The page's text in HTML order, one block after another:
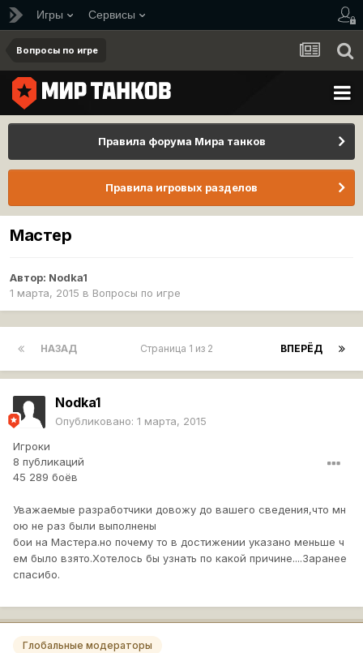
Игры Сервисы
Вопросы по игре
Правила форума Мира танков
Правила игровых разделов
Мастер
Автор: Nodka1
1 марта, 2015 в Вопросы по игре
НАЗАД ВПЕРЁД
Страница 1 из 2
Nodka1
Опубликовано: 1 марта, 2015
Игроки
8 публикаций
45 289 боёв
Уважаемые разработчики довожу до вашего сведения,что мн
ою не раз были выполнены
бои на Мастера.но почему то в достижении указано меньше ч
ем было взято.Хотелось бы узнать по какой причине....Заранее
спасибо.
Глобальные модераторы